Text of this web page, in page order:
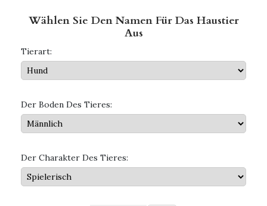
Wählen Sie Den Namen Für Das Haustier
Aus
Tierart:
Der Boden Des Tieres:
Der Charakter Des Tieres: